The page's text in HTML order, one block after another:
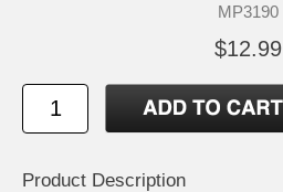
MP3190
$12.99
Product Description